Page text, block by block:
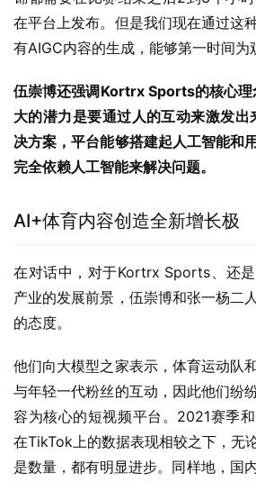
有AIGC内容的生成，能够第一时间为
伍崇博还强调Kortrx Sports的核心理
大的潜力是要通过人的互动来激发出
决方案，平台能够搭建起人工智能和
完全依赖人工智能来解决问题。
产业的发展前景，伍崇博和张一杨二
的态度。
他们向大模型之家表示，体育运动队
与年轻一代粉丝的互动，因此他们纷
容为核心的短视频平台。2021赛季
在TikTok上的数据表现相较之下，无
是数量，都有明显进步。同样地，国
为“网红球队”，也非常注重抖音和社